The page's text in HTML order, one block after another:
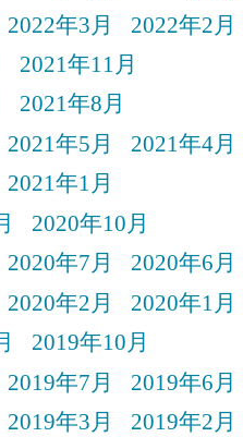
2022年3月
2022年2月
2021年11月
2021年8月
2021年5月
2021年4月
2021年1月
2020年10月
2020年7月
2020年6月
2020年2月
2020年1月
2019年10月
2019年7月
2019年6月
2019年3月
2019年2月